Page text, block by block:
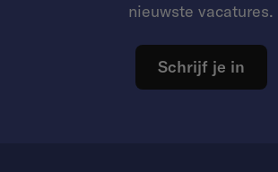
nieuwste vacatures.
Schrijf je in